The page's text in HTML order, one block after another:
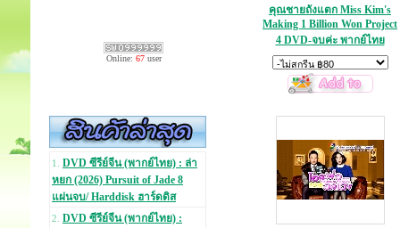
Online: 67user
1. DVD ซีรีย์จีน (พากย์ไทย) : ล่า
หยก (2026) Pursuit of Jade 8
แผ่นจบ/ Harddisk ฮาร์ดดิส
2. DVD ซีรีย์จีน (พากย์ไทย) :
คุณชายถังแตก Miss Kim's
Making 1 Billion Won Project
4 DVD-จบค่ะ พากย์ไทย